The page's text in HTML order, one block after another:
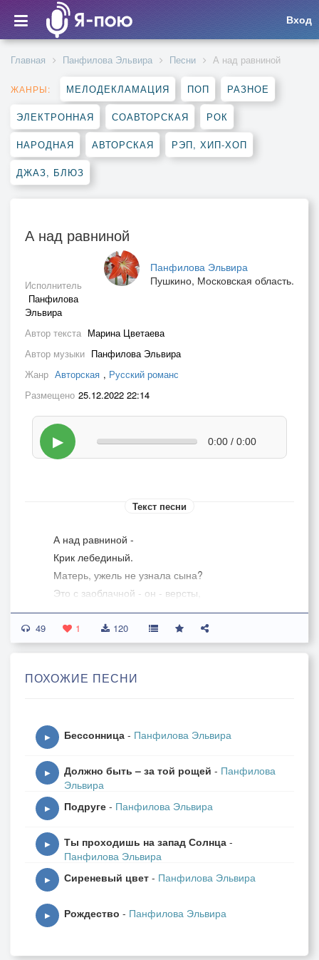
Вход
Главная Панфилова Эльвира Песни А над равниной
ЖАНРЫ: МЕЛОДЕКЛАМАЦИЯ ПОП РАЗНОЕ
ЭЛЕКТРОННАЯ СОАВТОРСКАЯ РОК
НАРОДНАЯ АВТОРСКАЯ РЭП, ХИП-ХОП
ДЖАЗ, БЛЮЗ
А над равниной
Панфилова Эльвира
Пушкино, Московская область.
Исполнитель
Панфилова
Эльвира
Автор текста Марина Цветаева
Автор музыки Панфилова Эльвира
Жанр Авторская , Русский романс
Размещено 25.12.2022 22:14
▶ 0:00 / 0:00
Текст песни
А над равниной -
Крик лебединый.
Матерь, ужель не узнала сына?
Это с заоблачной - он - версты,
Это последнее - он - прости.
А над равниной -
Дева, ужель не узнала друга?
Взлёт осиянный.
Праведник душу урвал - осанна!
Каторжник койку - обрёл - теплынь.
https://stihi-russkih-poetov.ru/poems/marina-
cvetaeva-a-nad-ravninoy
49 1 120
ПОХОЖИЕ ПЕСНИ
▶ Бессонница - Панфилова Эльвира
▶ Должно быть – за той рощей - Панфилова
Эльвира
▶ Подруге - Панфилова Эльвира
▶ Ты проходишь на запад Солнца -
Панфилова Эльвира
▶ Сиреневый цвет - Панфилова Эльвира
▶ Рождество - Панфилова Эльвира